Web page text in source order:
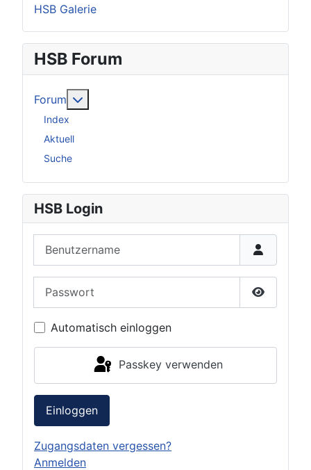
HSB Galerie
HSB Forum
Forum
Index
Aktuell
Suche
HSB Login
Passwort
Automatisch einloggen
Passkey verwenden
Einloggen
Zugangsdaten vergessen?
Anmelden